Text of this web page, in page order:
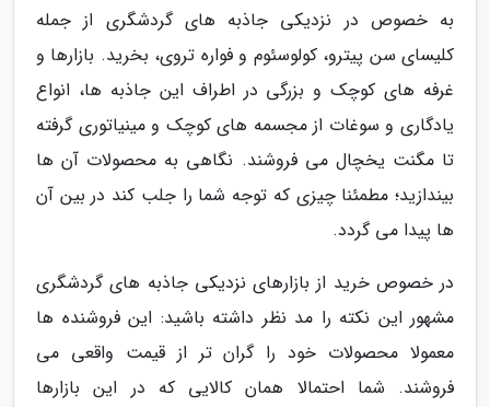
به خصوص در نزدیکی جاذبه های گردشگری از جمله
کلیسای سن پیترو، کولوسئوم و فواره تروی، بخرید. بازارها و
غرفه های کوچک و بزرگی در اطراف این جاذبه ها، انواع
یادگاری و سوغات از مجسمه های کوچک و مینیاتوری گرفته
تا مگنت یخچال می فروشند. نگاهی به محصولات آن ها
بیندازید؛ مطمئنا چیزی که توجه شما را جلب کند در بین آن
ها پیدا می گردد.
در خصوص خرید از بازارهای نزدیکی جاذبه های گردشگری
مشهور این نکته را مد نظر داشته باشید: این فروشنده ها
معمولا محصولات خود را گران تر از قیمت واقعی می
فروشند. شما احتمالا همان کالایی که در این بازارها